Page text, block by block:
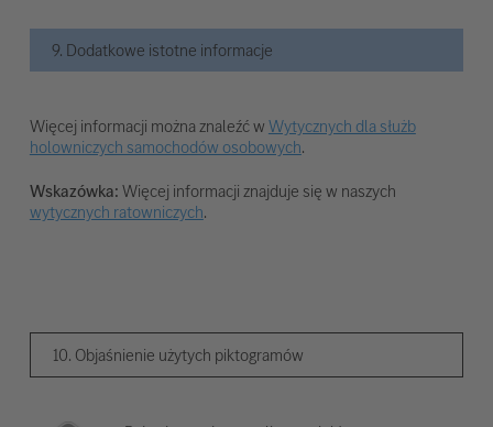
9. Dodatkowe istotne informacje
Więcej informacji można znaleźć wWytycznych dla służb
holowniczych samochodów osobowych.
Wskazówka:Więcej informacji znajduje się w naszych
wytycznych ratowniczych.
10. Objaśnienie użytych piktogramów